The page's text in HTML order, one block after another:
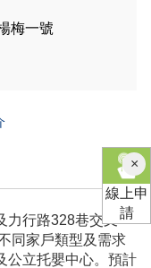
梅一號
力行路328巷交叉
同家戶類型及需求
公立托嬰中心。預計
×關
閉
線上申
請